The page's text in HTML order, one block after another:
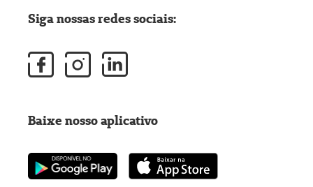
Siga nossas redes sociais:
Baixe nosso aplicativo